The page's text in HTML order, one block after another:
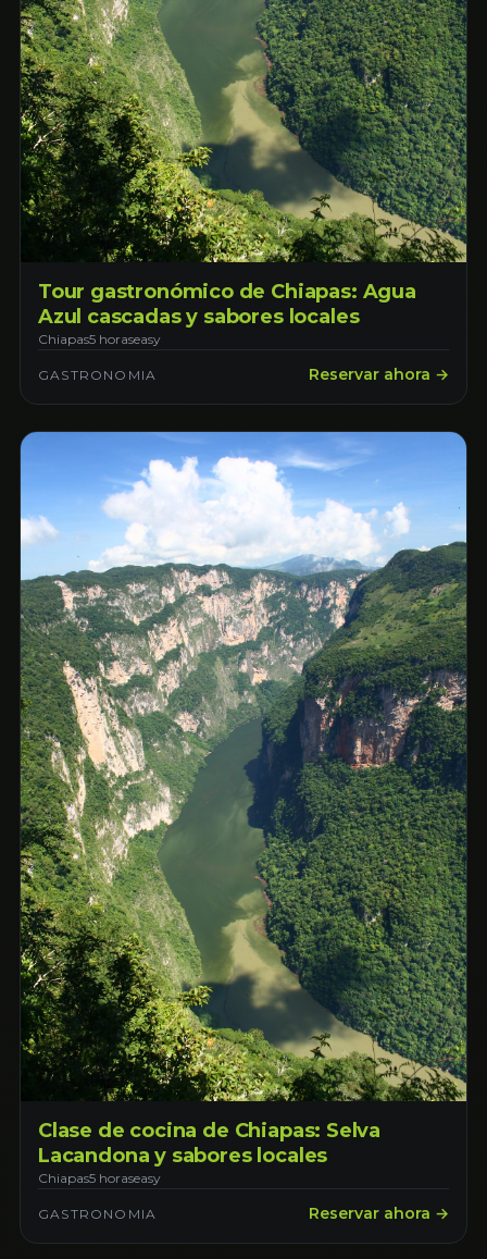
Tour gastronómico de Chiapas: Agua
Azul cascadas y sabores locales
Chiapas5 horaseasy
GASTRONOMIA Reservar ahora →
Clase de cocina de Chiapas: Selva
Lacandona y sabores locales
Chiapas5 horaseasy
GASTRONOMIA Reservar ahora →